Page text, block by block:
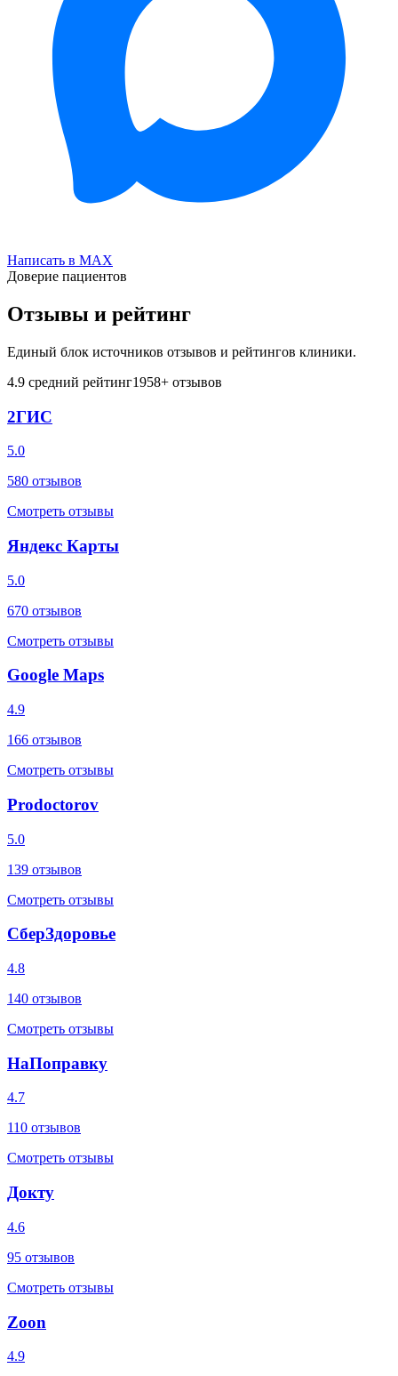
Написать в MAX
Доверие пациентов
Отзывы и рейтинг
Единый блок источников отзывов и рейтингов клиники.
4.9 средний рейтинг1958+ отзывов
2ГИС
5.0
580 отзывов
Смотреть отзывы
Яндекс Карты
5.0
670 отзывов
Смотреть отзывы
Google Maps
4.9
166 отзывов
Смотреть отзывы
Prodoctorov
5.0
139 отзывов
Смотреть отзывы
СберЗдоровье
4.8
140 отзывов
Смотреть отзывы
НаПоправку
4.7
110 отзывов
Смотреть отзывы
Докту
4.6
95 отзывов
Смотреть отзывы
Zoon
4.9